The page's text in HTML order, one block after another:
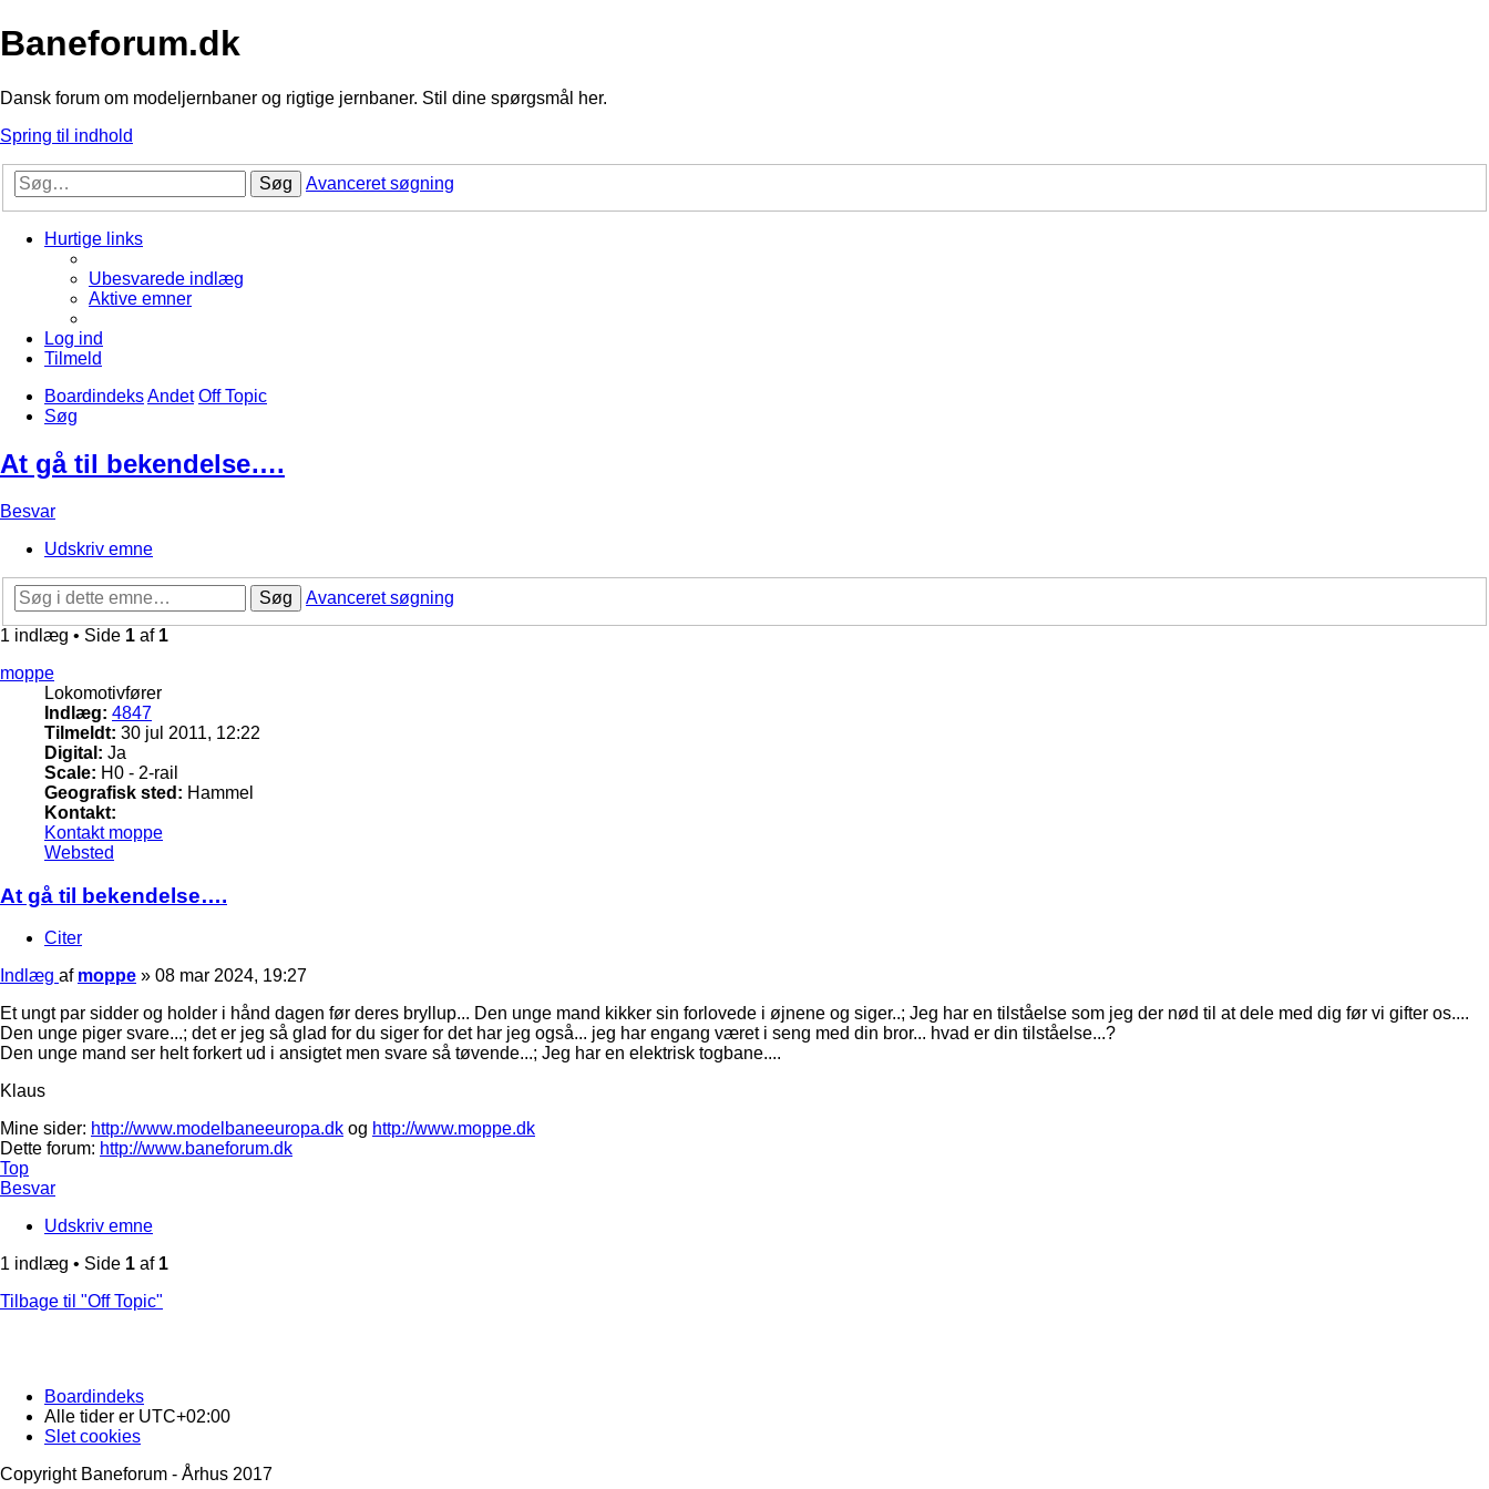
Baneforum.dk
Dansk forum om modeljernbaner og rigtige jernbaner. Stil dine spørgsmål her.
Spring til indhold
Søg Avanceret søgning
Hurtige links
Ubesvarede indlæg
Aktive emner
Log ind
Tilmeld
BoardindeksAndet Off Topic
Søg
At gå til bekendelse….
Besvar
Udskriv emne
Søg
Avanceret søgning
1 indlæg • Side 1 af 1
moppe
Lokomotivfører
Indlæg: 4847
Tilmeldt: 30 jul 2011, 12:22
Digital: Ja
Scale: H0 - 2-rail
Geografisk sted: Hammel
Kontakt:
Kontakt moppe
Websted
At gå til bekendelse….
Citer
Indlæg af moppe » 08 mar 2024, 19:27
Et ungt par sidder og holder i hånd dagen før deres bryllup... Den unge mand kikker sin forlovede i øjnene og siger..; Jeg har en tilståelse som jeg der nød til at dele med dig før vi gifter os....
Den unge piger svare...; det er jeg så glad for du siger for det har jeg også... jeg har engang været i seng med din bror... hvad er din tilståelse...?
Den unge mand ser helt forkert ud i ansigtet men svare så tøvende...; Jeg har en elektrisk togbane....
Klaus
Mine sider: http://www.modelbaneeuropa.dk og http://www.moppe.dk
Dette forum: http://www.baneforum.dk
Top
Besvar
Udskriv emne
1 indlæg • Side 1 af 1
Tilbage til "Off Topic"
Boardindeks
Alle tider er UTC+02:00
Slet cookies
Copyright Baneforum - Århus 2017